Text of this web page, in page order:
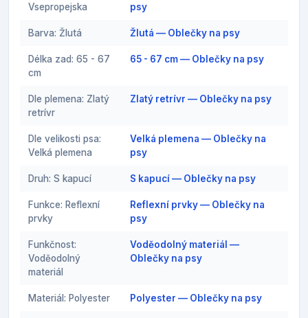
Vsepropejska
psy
Barva: Žlutá Žlutá — Oblečky na psy
Délka zad: 65 - 67
cm
65 - 67 cm — Oblečky na psy
Dle plemena: Zlatý
retrívr
Zlatý retrívr — Oblečky na psy
Dle velikosti psa:
Velká plemena
Velká plemena — Oblečky na
psy
Druh: S kapucí S kapucí — Oblečky na psy
Funkce: Reflexní
prvky
Reflexní prvky — Oblečky na
psy
Funkčnost:
Voděodolný
materiál
Voděodolný materiál —
Oblečky na psy
Materiál: Polyester Polyester — Oblečky na psy